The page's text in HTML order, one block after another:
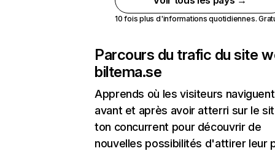
10 fois plus d'informations quotidiennes.
Parcours du trafic du site
biltema.se
Apprends où les visiteurs naviguent
avant et après avoir atterri sur le
ton concurrent pour découvrir de
nouvelles possibilités d'attirer leur